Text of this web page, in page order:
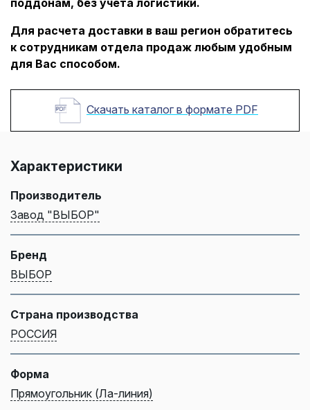
Для расчета доставки в ваш регион обратитесь
к сотрудникам отдела продаж любым удобным
для Вас способом.
Скачать каталог в формате PDF
Характеристики
Производитель
Завод "ВЫБОР"
Бренд
ВЫБОР
Страна производства
РОССИЯ
Форма
Прямоугольник (Ла-линия)